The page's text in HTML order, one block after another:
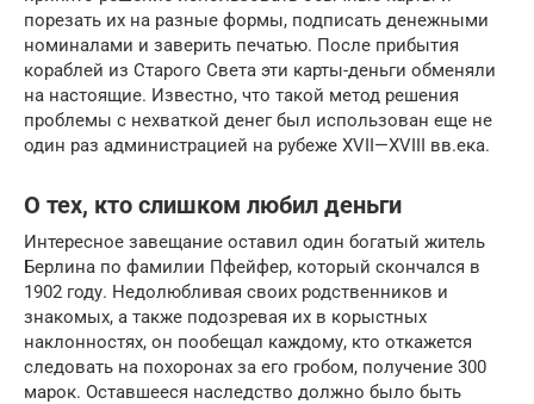
порезать их на разные формы, подписать денежными
номиналами и заверить печатью. После прибытия
кораблей из Старого Света эти карты-деньги обменяли
на настоящие. Известно, что такой метод решения
проблемы с нехваткой денег был использован еще не
один раз администрацией на рубеже XVII—XVIII вв.ека.
О тех, кто слишком любил деньги
Интересное завещание оставил один богатый житель
Берлина по фамилии Пфейфер, который скончался в
1902 году. Недолюбливая своих родственников и
знакомых, а также подозревая их в корыстных
наклонностях, он пообещал каждому, кто откажется
следовать на похоронах за его гробом, получение 300
марок. Оставшееся наследство должно было быть